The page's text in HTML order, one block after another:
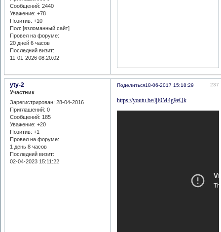
Сообщений: 2440
Уважение: +78
Позитив: +10
Пол: [взломанный сайт]
Провел на форуме:
20 дней 6 часов
Последний визит:
11-01-2026 08:20:02
Поделиться 237
18-06-2017 15:18:29
yty-2
Участник
Зарегистрирован: 28-04-2016
Приглашений: 0
Сообщений: 185
Уважение: +20
Позитив: +1
Провел на форуме:
1 день 8 часов
Последний визит:
02-04-2023 15:11:22
https://youtu.be/ljI0M4g9eQk